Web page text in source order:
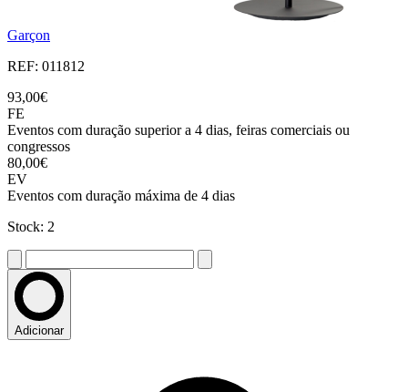
Garçon
REF: 011812
93,00€
FE
Eventos com duração superior a 4 dias, feiras comerciais ou
congressos
80,00€
EV
Eventos com duração máxima de 4 dias
Stock: 2
Adicionar